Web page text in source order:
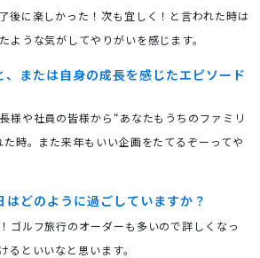
後に楽しかった！次も宜しく！と言われた時は
ような気がしてやりがいを感じます。
、または自身の成長を感じたエピソード
様や社員の皆様から“あなたもうちのファミリ
時。また来年もいい企画をたてるぞーってや
どのように過ごしていますか？
ゴルフ旅行のオーダーも多いので詳しくなっ
るといいなと思います。